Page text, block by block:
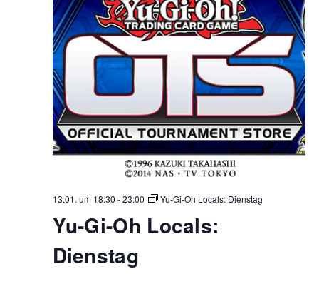
13.01. um 18:30 -23:00 Yu-Gi-Oh Locals: Dienstag
Yu-Gi-Oh Locals:
Dienstag